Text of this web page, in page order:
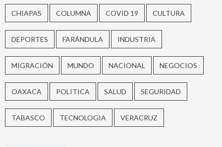
CHIAPAS COLUMNA COVID 19 CULTURA
DEPORTES FARÁNDULA INDUSTRIA
MIGRACIÓN MUNDO NACIONAL NEGOCIOS
OAXACA POLITICA SALUD SEGURIDAD
TABASCO TECNOLOGIA VERACRUZ